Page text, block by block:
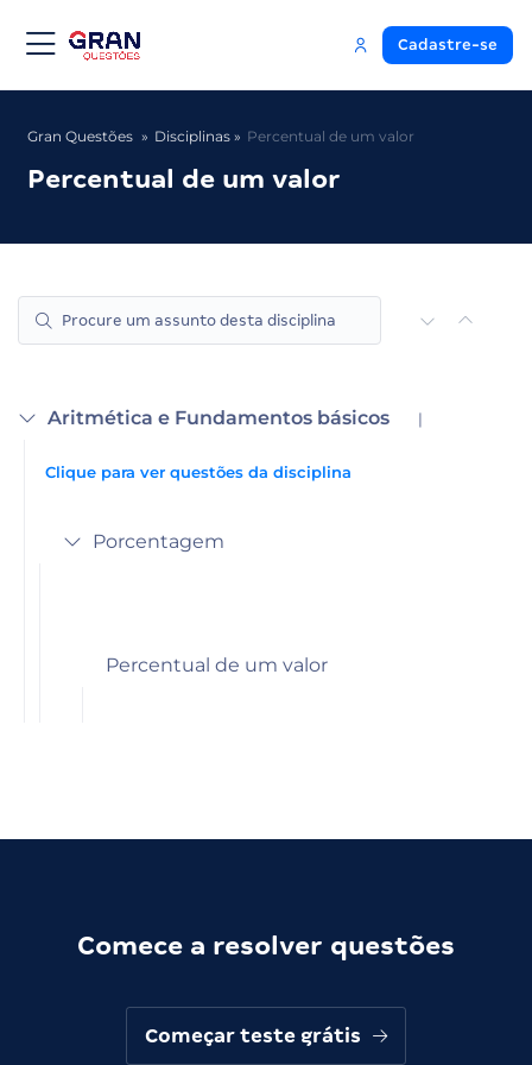
Cadastre-se
Gran Questões Disciplinas Percentual de um valor
Percentual de um valor
Aritmética e Fundamentos básicos |
Clique para ver questões da disciplina
Porcentagem
Percentual de um valor
Comece a resolver questões
Começar teste grátis